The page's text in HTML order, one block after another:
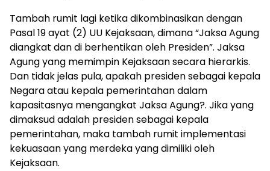
Tambah rumit lagi ketika dikombinasikan dengan
Pasal 19 ayat (2) UU Kejaksaan, dimana “Jaksa Agung
diangkat dan di berhentikan oleh Presiden”. Jaksa
Agung yang memimpin Kejaksaan secara hierarkis.
Dan tidak jelas pula, apakah presiden sebagai kepala
Negara atau kepala pemerintahan dalam
kapasitasnya mengangkat Jaksa Agung?. Jika yang
dimaksud adalah presiden sebagai kepala
pemerintahan, maka tambah rumit implementasi
kekuasaan yang merdeka yang dimiliki oleh
Kejaksaan.